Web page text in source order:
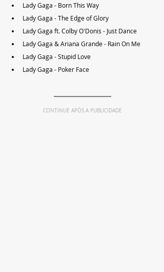
Lady Gaga - Born This Way
Lady Gaga - The Edge of Glory
Lady Gaga ft. Colby O'Donis - Just Dance
Lady Gaga & Ariana Grande - Rain On Me
Lady Gaga - Stupid Love
Lady Gaga - Poker Face
CONTINUE APÓS A PUBLICIDADE